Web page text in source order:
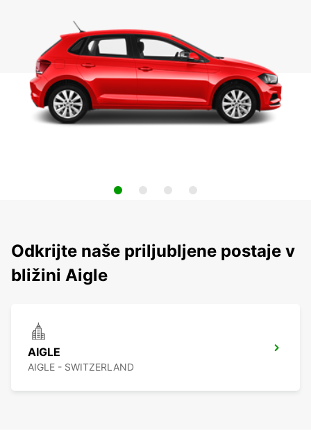
Odkrijte naše priljubljene postaje v
bližini Aigle
AIGLE
AIGLE - SWITZERLAND